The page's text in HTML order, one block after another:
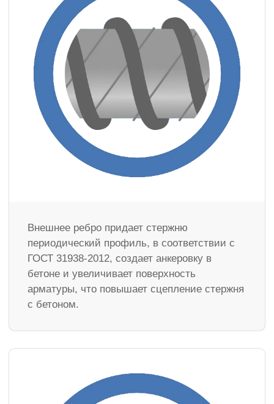
Внешнее ребро придает стержню
периодический профиль, в соответствии с
ГОСТ 31938-2012, создает анкеровку в
бетоне и увеличивает поверхность
арматуры, что повышает сцепление стержня
с бетоном.